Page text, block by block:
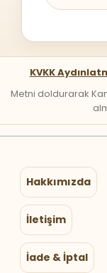
KVKK
Metni doldurarak
Hakkımızda
İletişim
İade & İptal